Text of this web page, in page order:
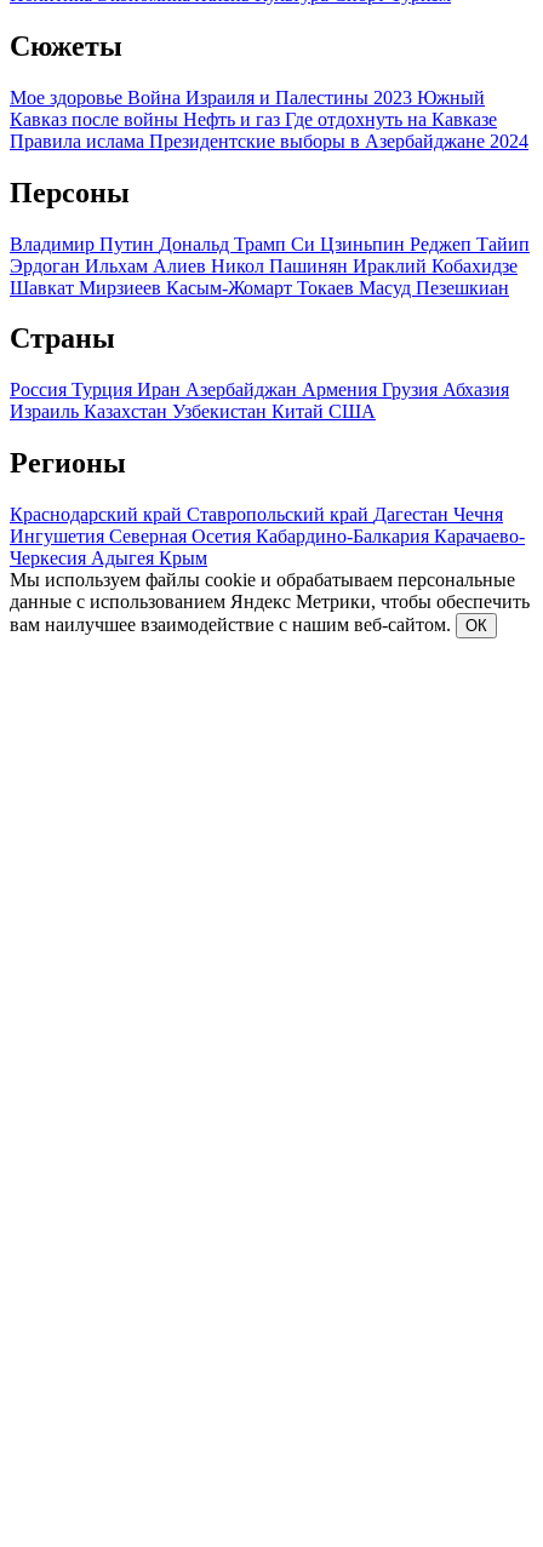
Сюжеты
Мое здоровье Война Израиля и Палестины 2023 Южный
Кавказ после войны Нефть и газ Где отдохнуть на Кавказе
Правила ислама Президентские выборы в Азербайджане 2024
Персоны
Владимир Путин Дональд Трамп Си Цзиньпин Реджеп Тайип
Эрдоган Ильхам Алиев Никол Пашинян Ираклий Кобахидзе
Шавкат Мирзиеев Касым-Жомарт Токаев Масуд Пезешкиан
Страны
Россия Турция Иран Азербайджан Армения Грузия Абхазия
Израиль Казахстан Узбекистан Китай США
Регионы
Краснодарский край Ставропольский край Дагестан Чечня
Ингушетия Северная Осетия Кабардино-Балкария Карачаево-
Черкесия Адыгея Крым
Мы используем файлы cookie и обрабатываем персональные
данные с использованием Яндекс Метрики, чтобы обеспечить
вам наилучшее взаимодействие с нашим веб-сайтом.
ОК